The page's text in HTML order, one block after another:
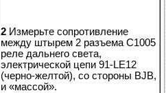
2 Измерьте сопротивление
между штырем 2 разъема C1005
реле дальнего света,
электрической цепи 91-LE12
(черно-желтой), со стороны BJB,
и «массой».